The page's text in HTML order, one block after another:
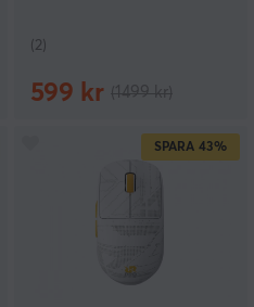
(2)
599 kr
SPARA 43%